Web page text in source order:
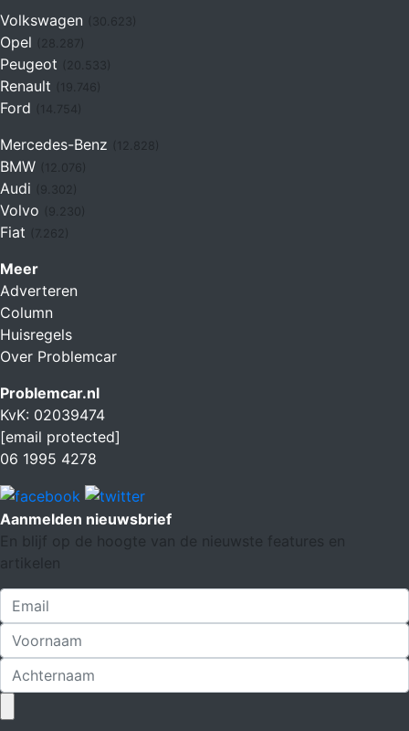
Volkswagen (30.623)
Opel
Peugeot
Renault (19.746)
Ford (14.754)
Mercedes-Benz
BMW (12.076)
Audi
Volvo
Fiat (7.262)
Meer
Adverteren
Column
Huisregels
Over Problemcar
Problemcar.nl
KvK: 02039474
[email protected]
06 1995 4278
Aanmelden nieuwsbrief
En blijf op de hoogte van de nieuwste features en
artikelen